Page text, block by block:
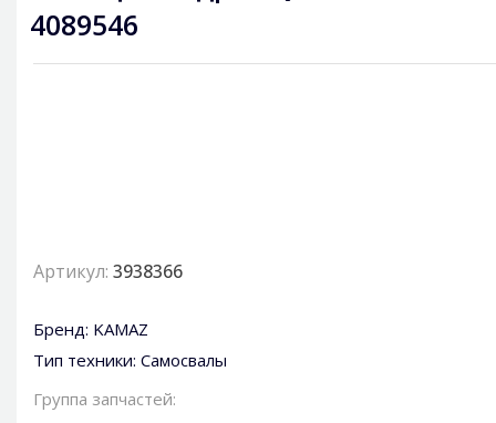
4089546
Артикул: 3938366
Бренд: KAMAZ
Тип техники: Самосвалы
Группа запчастей: